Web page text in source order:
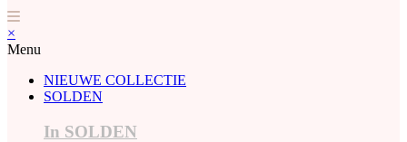
×
Menu
NIEUWE COLLECTIE
SOLDEN
In SOLDEN